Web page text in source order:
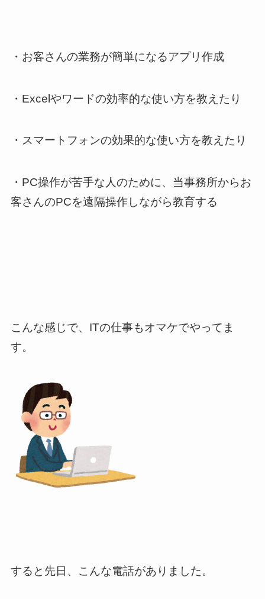
・お客さんの業務が簡単になるアプリ作成
・Excelやワードの効率的な使い方を教えたり
・スマートフォンの効果的な使い方を教えたり
・PC操作が苦手な人のために、当事務所からお
客さんのPCを遠隔操作しながら教育する
こんな感じで、ITの仕事もオマケでやってま
す。
すると先日、こんな電話がありました。